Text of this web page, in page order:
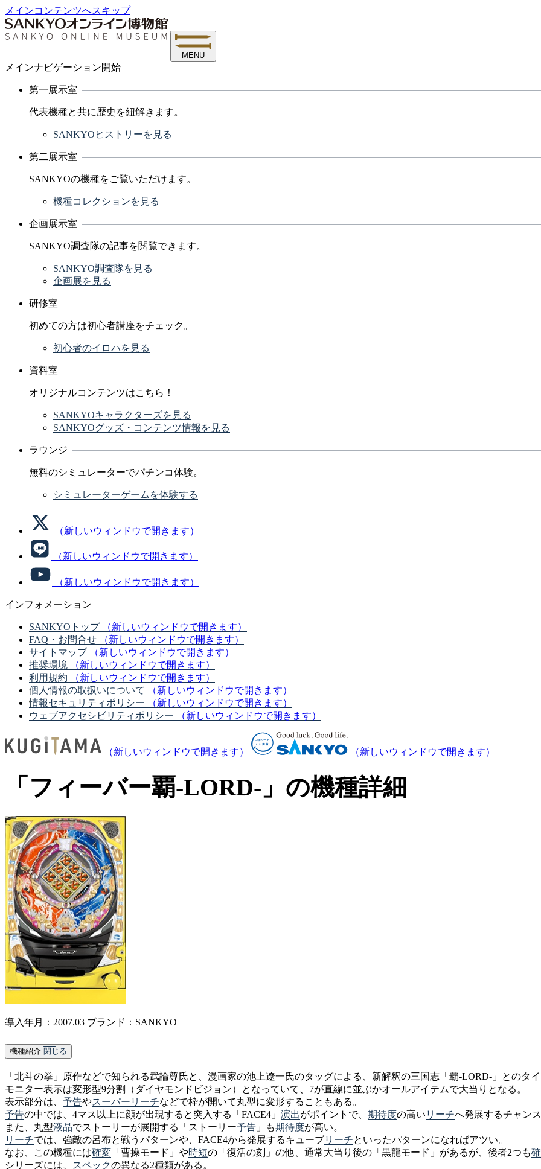
メインコンテンツへスキップ
MENU
メインナビゲーション開始
第一展示室
代表機種と共に歴史を紐解きます。
SANKYOヒストリーを見る
第二展示室
SANKYOの機種をご覧いただけます。
機種コレクションを見る
企画展示室
SANKYO調査隊の記事を閲覧できます。
SANKYO調査隊を見る
企画展を見る
研修室
初めての方は初心者講座をチェック。
初心者のイロハを見る
資料室
オリジナルコンテンツはこちら！
SANKYOキャラクターズを見る
SANKYOグッズ・コンテンツ情報を見る
ラウンジ
無料のシミュレーターでパチンコ体験。
シミュレーターゲームを体験する
（新しいウィンドウで開きます）
（新しいウィンドウで開きます）
（新しいウィンドウで開きます）
インフォメーション
SANKYOトップ
（新しいウィンドウで開きます）
FAQ・お問合せ
（新しいウィンドウで開きます）
サイトマップ
（新しいウィンドウで開きます）
推奨環境
（新しいウィンドウで開きます）
利用規約
（新しいウィンドウで開きます）
個人情報の取扱いについて
（新しいウィンドウで開きます）
情報セキュリティポリシー
（新しいウィンドウで開きます）
ウェブアクセシビリティポリシー
（新しいウィンドウで開きます）
（新しいウィンドウで開きます） （新しいウィンドウで開きます）
「フィーバー覇-LORD-」の機種詳細
導入年月：2007.03 ブランド：SANKYO
機種紹介 閉じる
「北斗の拳」原作などで知られる武論尊氏と、漫画家の池上遼一氏のタッグによる、新解釈の三国志「覇-LORD-」とのタイ
モニター表示は変形型9分割（ダイヤモンドビジョン）となっていて、7が直線に並ぶかオールアイテムで大当りとなる。
表示部分は、 予告やスーパーリーチなどで枠が開いて丸型に変形することもある。
予告の中では、4マス以上に顔が出現すると突入する「FACE4」 演出がポイントで、 期待度の高い リーチへ発展するチャンス
また、丸型液晶でストーリーが展開する「ストーリー予告 」も期待度が高い。
リーチでは、強敵の呂布と戦うパターンや、FACE4から発展するキューブリーチといったパターンになればアツい。
なお、この機種には確変 「曹操モード」や時短の「復活の刻」の他、通常大当り後の「黒龍モード」があるが、後者2つも
シリーズには、
スペックの異なる2種類がある。